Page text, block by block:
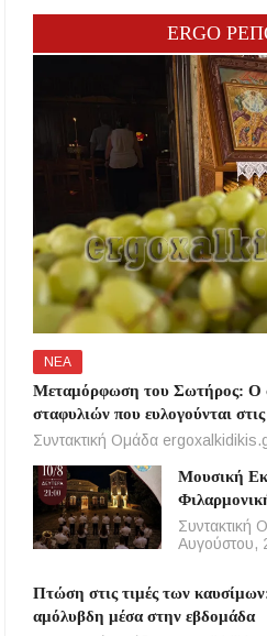
ERGO
ΝΕΑ
Μεταμόρφωση του Σωτήρος: Ο
σταφυλιών που ευλογούνται στις
Συντακτική Ομάδα
Μουσική
Αυγούστου,
Πτώση στις τιμές των
αμόλυβδη μέσα στην εβδομάδα